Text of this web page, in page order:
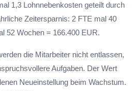
1,3 Lohnnebenkosten geteilt durch
Zeitersparnis: 2 FTE mal 40
52 Wochen = 166.400 EUR.
die Mitarbeiter nicht entlassen,
Aufgaben. Der Wert
Neueinstellung beim Wachstum.